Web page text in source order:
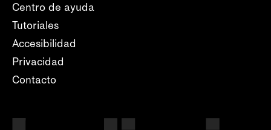
Centro de ayuda
Tutoriales
Accesibilidad
Privacidad
Contacto